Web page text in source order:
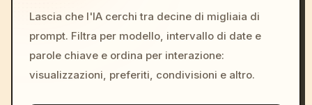
Lascia che l'IA cerchi tra decine di migliaia di
prompt. Filtra per modello, intervallo di date e
parole chiave e ordina per interazione:
visualizzazioni, preferiti, condivisioni e altro.